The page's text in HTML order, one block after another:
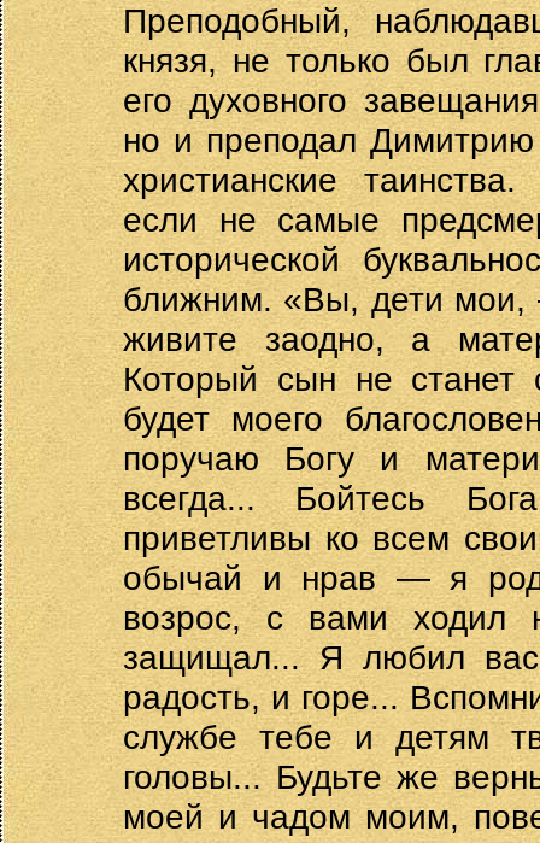
Преподобный,
князя, не только был
его духовного
но и преподал
христианские
если не самые
исторической
ближним. «Вы, дети мои,
живите заодно, а
Который сын не станет
будет моего
поручаю Богу и
всегда... Бойтесь
приветливы ко всем
обычай и нрав — я
возрос, с вами ходил
защищал... Я любил
радость, и горе...
службе тебе и детям
головы... Будьте же
моей и чадом моим,